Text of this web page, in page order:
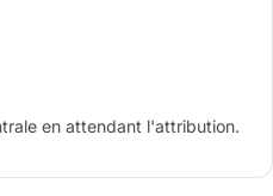
en attendant l'attribution.